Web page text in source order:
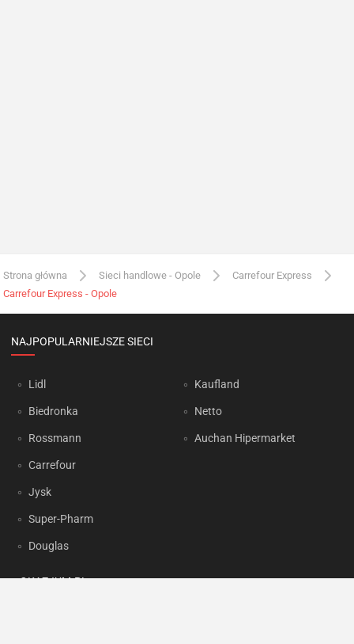
Strona główna Sieci handlowe - Opole
Carrefour Express
Carrefour Express - Opole
NAJPOPULARNIEJSZE SIECI
Lidl
Biedronka
Rossmann
Carrefour
Jysk
Super-Pharm
Douglas
Kaufland
Netto
Auchan Hipermarket
OKAZJUM.PL